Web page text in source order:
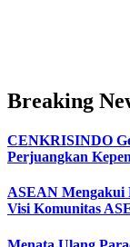
Breaking
CENKRISINDO
Perjuangkan
ASEAN Mengakui
Visi Komunitas